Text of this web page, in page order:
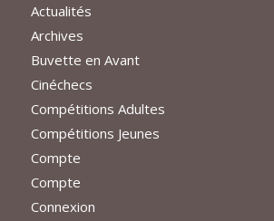
Actualités
Archives
Buvette en Avant
Cinéchecs
Compétitions Adultes
Compétitions Jeunes
Compte
Compte
Connexion